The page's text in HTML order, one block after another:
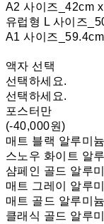
A2 사이즈_42cm
유럽형 L 사이즈
A1 사이즈
액자 선택
선택하세요.
선택하세요.
포스터만
(-40,000원)
매트 블랙 알루미
스노우 화이트 알
샴페인 골드 알루
매트 그레이 알루
매트 골드 알루미
클래식 골드 알루